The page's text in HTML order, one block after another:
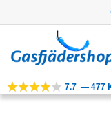
till
navigering
till
innehåll
VERKTYG7.7 —477